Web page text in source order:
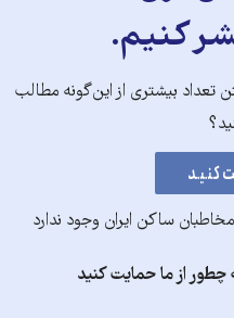
کنیم.
تعداد بیشتری از این‌گونه مطالب
ساکن ایران وجود ندارد
چطور از ما حمایت کنید